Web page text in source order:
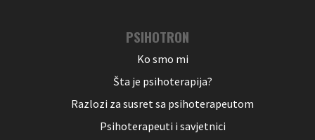
PSIHOTRON
Ko smo mi
Šta je psihoterapija?
Razlozi za susret sa psihoterapeutom
Psihoterapeuti i savjetnici